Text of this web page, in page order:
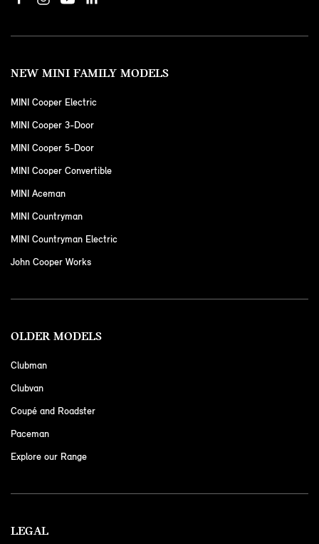
NEW MINI FAMILY MODELS
MINI Cooper Electric
MINI Cooper 3-Door
MINI Cooper 5-Door
MINI Cooper Convertible
MINI Aceman
MINI Countryman
MINI Countryman Electric
John Cooper Works
OLDER MODELS
Clubman
Clubvan
Coupé and Roadster
Paceman
Explore our Range
LEGAL